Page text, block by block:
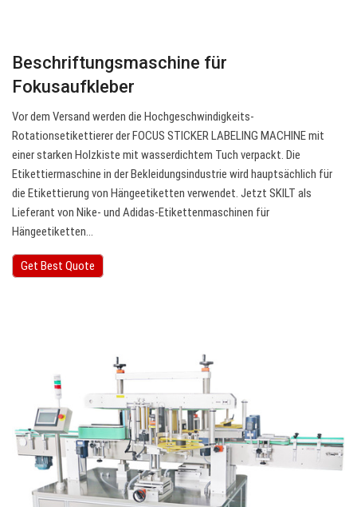
Beschriftungsmaschine für
Fokusaufkleber
Vor dem Versand werden die Hochgeschwindigkeits-
Rotationsetikettierer der FOCUS STICKER LABELING MACHINE mit
einer starken Holzkiste mit wasserdichtem Tuch verpackt. Die
Etikettiermaschine in der Bekleidungsindustrie wird hauptsächlich für
die Etikettierung von Hängeetiketten verwendet. Jetzt SKILT als
Lieferant von Nike- und Adidas-Etikettenmaschinen für
Hängeetiketten…
Get Best Quote